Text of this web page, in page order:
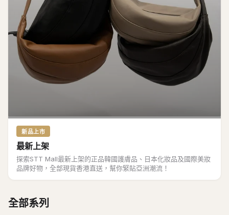
新品上市
最新上架
探索STT Mall最新上架的正品韓國護膚品、日本化妝品及國際美妝
品牌好物，全部現貨香港直送，幫你緊貼亞洲潮流！
全部系列